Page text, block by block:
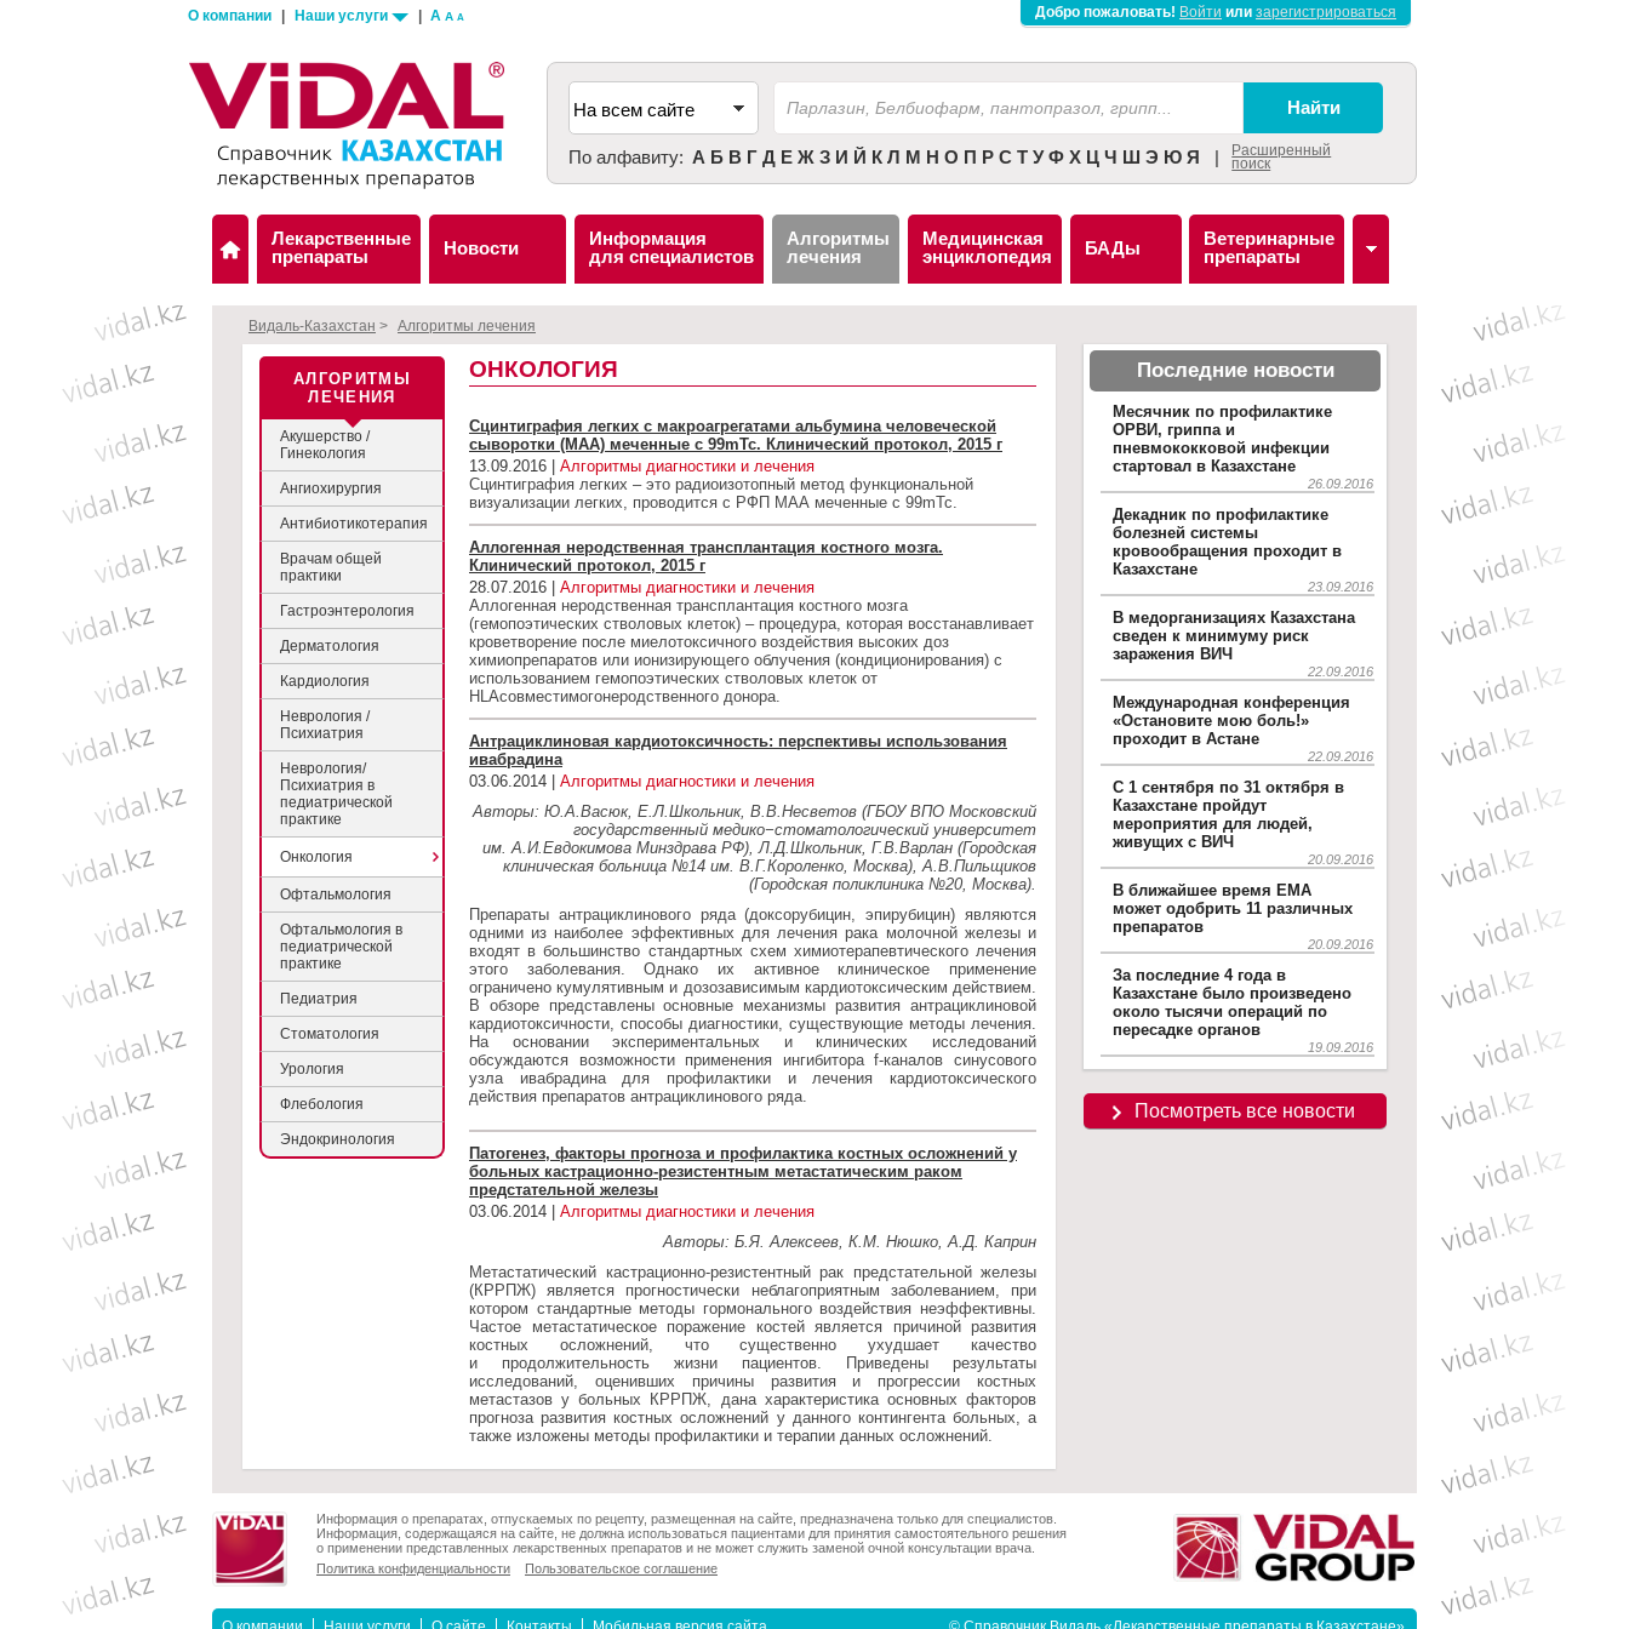
О компании Наши услуги A A A Добро пожаловать! Войти или зарегистрироваться
По алфавиту: А Б В Г Д Е Ж З И Й К Л М Н О П Р С Т У Ф Х Ц Ч Ш Э Ю Я | Расширенный
поиск
Лекарственные
препараты
Новости
Информация
для специалистов
Алгоритмы
лечения
Медицинская
энциклопедия
БАДы
Ветеринарные
препараты
Видаль-Казахстан > Алгоритмы лечения
АЛГОРИТМЫ
ЛЕЧЕНИЯ
Акушерство /
Гинекология
Ангиохирургия
Антибиотикотерапия
Врачам общей
практики
Гастроэнтерология
Дерматология
Кардиология
Неврология /
Психиатрия
Неврология/
Психиатрия в
педиатрической
практике
Онкология
Офтальмология
Офтальмология в
педиатрической
практике
Педиатрия
Стоматология
Урология
Флебология
Эндокринология
ОНКОЛОГИЯ
Сцинтиграфия легких с макроагрегатами альбумина человеческой
сыворотки (МАА) меченные с 99mTc. Клинический протокол, 2015 г
13.09.2016 | Алгоритмы диагностики и лечения
Сцинтиграфия легких – это радиоизотопный метод функциональной
визуализации легких, проводится с РФП МАА меченные с 99mTc.
Аллогенная неродственная трансплантация костного мозга.
Клинический протокол, 2015 г
28.07.2016 | Алгоритмы диагностики и лечения
Аллогенная неродственная трансплантация костного мозга
(гемопоэтических стволовых клеток) – процедура, которая восстанавливает
кроветворение после миелотоксичного воздействия высоких доз
химиопрепаратов или ионизирующего облучения (кондиционирования) с
использованием гемопоэтических стволовых клеток от
HLAсовместимогонеродственного донора.
Антрациклиновая кардиотоксичность: перспективы использования
ивабрадина
03.06.2014 | Алгоритмы диагностики и лечения
Авторы: Ю.А.Васюк, Е.Л.Школьник, В.В.Несветов (ГБОУ ВПО Московский
государственный медико−стоматологический университет
им. А.И.Евдокимова Минздрава РФ), Л.Д.Школьник, Г.В.Варлан (Городская
клиническая больница №14 им. В.Г.Короленко, Москва), А.В.Пильщиков
(Городская поликлиника №20, Москва).
Препараты антрациклинового ряда (доксорубицин, эпирубицин) являются
одними из наиболее эффективных для лечения рака молочной железы и
входят в большинство стандартных схем химиотерапевтического лечения
этого заболевания. Однако их активное клиническое применение
ограничено кумулятивным и дозозависимым кардиотоксическим действием.
В обзоре представлены основные механизмы развития антрациклиновой
кардиотоксичности, способы диагностики, существующие методы лечения.
На основании экспериментальных и клинических исследований
обсуждаются возможности применения ингибитора f-каналов синусового
узла ивабрадина для профилактики и лечения кардиотоксического
действия препаратов антрациклинового ряда.
Патогенез, факторы прогноза и профилактика костных осложнений у
больных кастрационно-резистентным метастатическим раком
предстательной железы
03.06.2014 | Алгоритмы диагностики и лечения
Авторы: Б.Я. Алексеев, К.М. Нюшко, А.Д. Каприн
Метастатический кастрационно-резистентный рак предстательной железы
(КРРПЖ) является прогностически неблагоприятным заболеванием, при
котором стандартные методы гормонального воздействия неэффективны.
Частое метастатическое поражение костей является причиной развития
костных осложнений, что существенно ухудшает качество
и продолжительность жизни пациентов. Приведены результаты
исследований, оценивших причины развития и прогрессии костных
метастазов у больных КРРПЖ, дана характеристика основных факторов
прогноза развития костных осложнений у данного контингента больных, а
также изложены методы профилактики и терапии данных осложнений.
Последние новости
Месячник по профилактике
ОРВИ, гриппа и
пневмококковой инфекции
стартовал в Казахстане
26.09.2016
Декадник по профилактике
болезней системы
кровообращения проходит в
Казахстане
23.09.2016
В медорганизациях Казахстана
сведен к минимуму риск
заражения ВИЧ
22.09.2016
Международная конференция
«Остановите мою боль!»
проходит в Астане
22.09.2016
С 1 сентября по 31 октября в
Казахстане пройдут
мероприятия для людей,
живущих с ВИЧ
20.09.2016
В ближайшее время EMA
может одобрить 11 различных
препаратов
20.09.2016
За последние 4 года в
Казахстане было произведено
около тысячи операций по
пересадке органов
19.09.2016
Посмотреть все новости
Информация о препаратах, отпускаемых по рецепту, размещенная на сайте, предназначена только для специалистов.
Информация, содержащаяся на сайте, не должна использоваться пациентами для принятия самостоятельного решения
о применении представленных лекарственных препаратов и не может служить заменой очной консультации врача.
Политика конфиденциальности
Пользовательское соглашение